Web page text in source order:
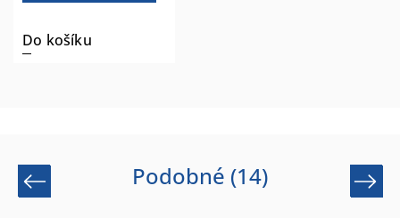
Do košíku
Podobné (14)
Previous Next